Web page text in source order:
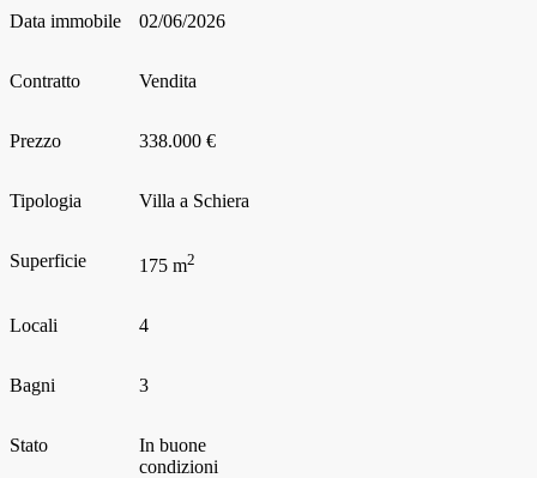
Data immobile 02/06/2026
Contratto Vendita
Prezzo 338.000 €
Tipologia Villa a Schiera
Superficie 175 m2
Locali 4
Bagni 3
Stato
In buone
condizioni